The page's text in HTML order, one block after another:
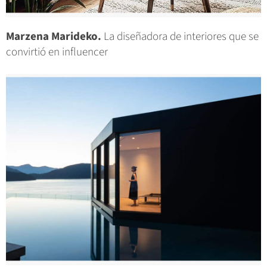
Marzena Marideko. La diseñadora de interiores que se
convirtió en influencer